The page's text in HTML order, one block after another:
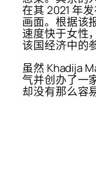
在其 2021 年
画面。根据该
速度快于女性
该国经济中的
虽然 Khadija
气并创办了一
却没有那么容